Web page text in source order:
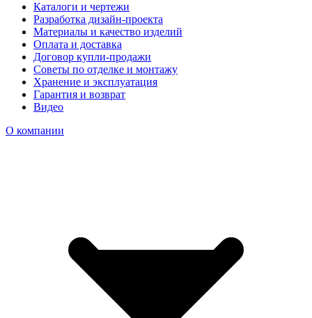
Каталоги и чертежи
Разработка дизайн-проекта
Материалы и качество изделий
Оплата и доставка
Договор купли-продажи
Советы по отделке и монтажу
Хранение и эксплуатация
Гарантия и возврат
Видео
О компании